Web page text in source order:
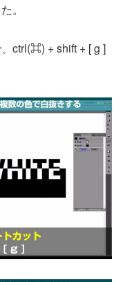
。
ctrl(⌘) + shift + [ g ]